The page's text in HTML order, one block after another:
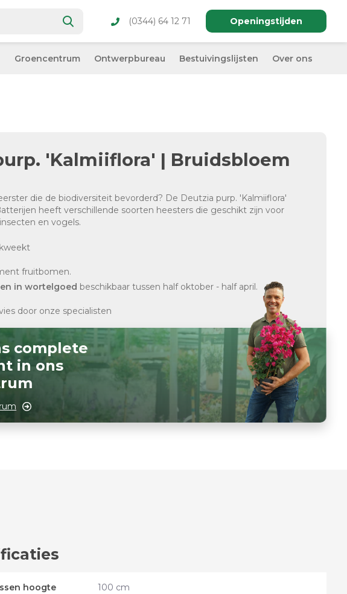
(0344) 64 12 71 Openingstijden
Groencentrum Ontwerpbureau Bestuivingslijsten Over ons
'Kalmiiflora' | Bruidsbloem
die de biodiversiteit bevorderd? De Deutzia purp. 'Kalmiiflora'
heeft verschillende soorten heesters die geschikt zijn voor
en vogels.
fruitbomen.
in wortelgoed beschikbaar tussen half oktober - half april.
door onze specialisten
complete
in ons
hoogte 100 cm